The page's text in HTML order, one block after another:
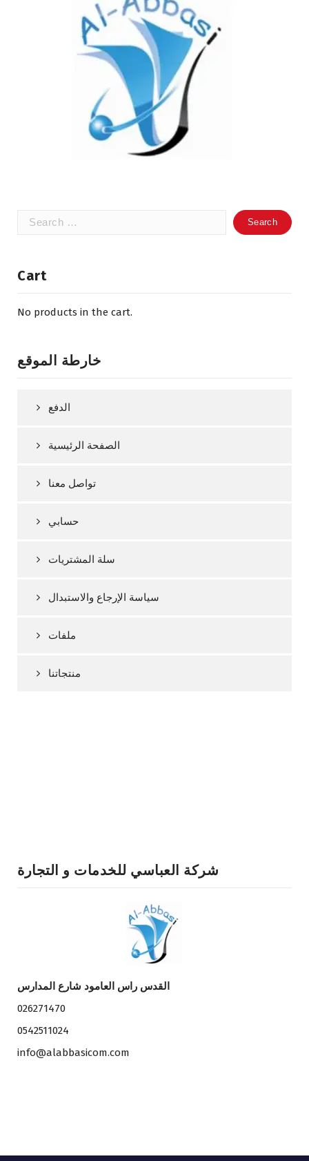
Search
Cart
No products in the cart.
خارطة الموقع
الدفع
الصفحة الرئيسية
تواصل معنا
حسابي
سلة المشتريات
سياسة الإرجاع والاستبدال
ملفات
منتجاتنا
شركة العباسي للخدمات و التجارة
القدس راس العامود شارع المدارس
026271470
0542511024
info@alabbasicom.com